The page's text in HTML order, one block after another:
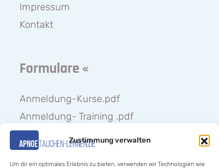
Zustimmung verwalten
Um dir ein optimales Erlebnis zu bieten, verwenden wir Technologien wie
Impressum
Kontakt
Formulare «
Anmeldung-Kurse.pdf
Anmeldung- Training .pdf
Medizinischer-Fragebogen.pdf
Anmeldung-Weihnachtstauchen.pdf